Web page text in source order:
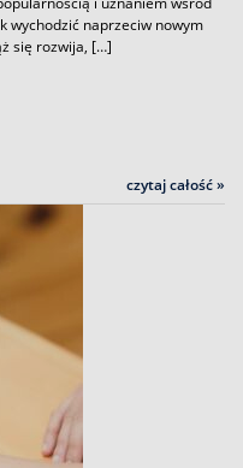
wychodzić naprzeciw nowym
się rozwija, […]
czytaj całość »